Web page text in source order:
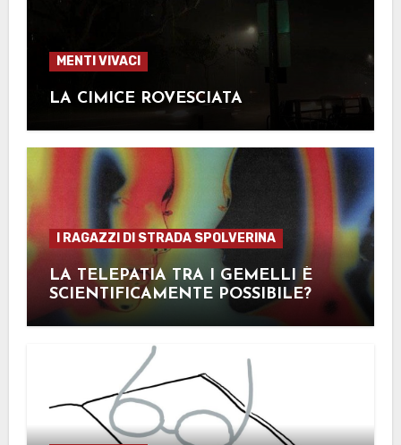
MENTI VIVACI
LA CIMICE ROVESCIATA
I RAGAZZI DI STRADA SPOLVERINA
LA TELEPATIA TRA I GEMELLI È
SCIENTIFICAMENTE POSSIBILE?